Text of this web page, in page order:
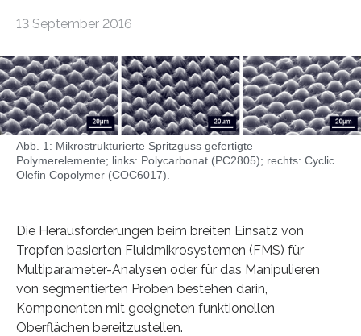
13 September 2016
Abb. 1: Mikrostrukturierte Spritzguss gefertigte
Polymerelemente; links: Polycarbonat (PC2805); rechts: Cyclic
Olefin Copolymer (COC6017).
Die Herausforderungen beim breiten Einsatz von
Tropfen basierten Fluidmikrosystemen (FMS) für
Multiparameter-Analysen oder für das Manipulieren
von segmentierten Proben bestehen darin,
Komponenten mit geeigneten funktionellen
Oberflächen bereitzustellen.